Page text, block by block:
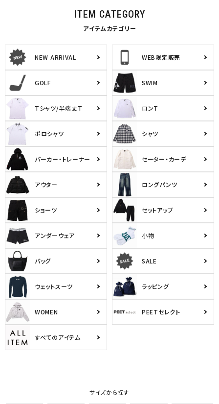
ITEM CATEGORY
アイテムカテゴリー
NEW ARRIVAL WEB限定販売
GOLF SWIM
Tシャツ/半端丈T ロンT
ポロシャツ シャツ
パーカー・トレーナー セーター・カーデ
アウター ロングパンツ
ショーツ セットアップ
アンダーウェア 小物
バッグ SALE
ウェットスーツ ラッピング
WOMEN PEETセレクト
すべてのアイテム
サイズから探す